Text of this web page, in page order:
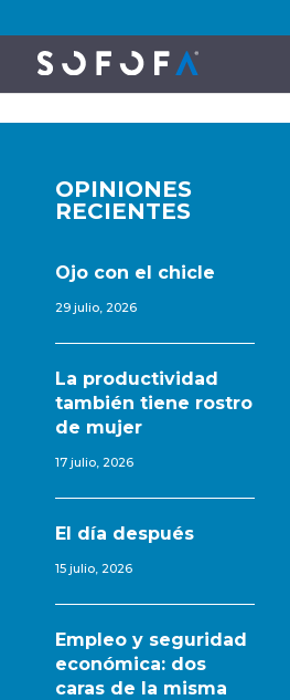
OPINIONES
RECIENTES
Ojo con el chicle
29 julio, 2026
La productividad
también tiene rostro
de mujer
17 julio, 2026
El día después
15 julio, 2026
Empleo y seguridad
económica: dos
caras de la misma